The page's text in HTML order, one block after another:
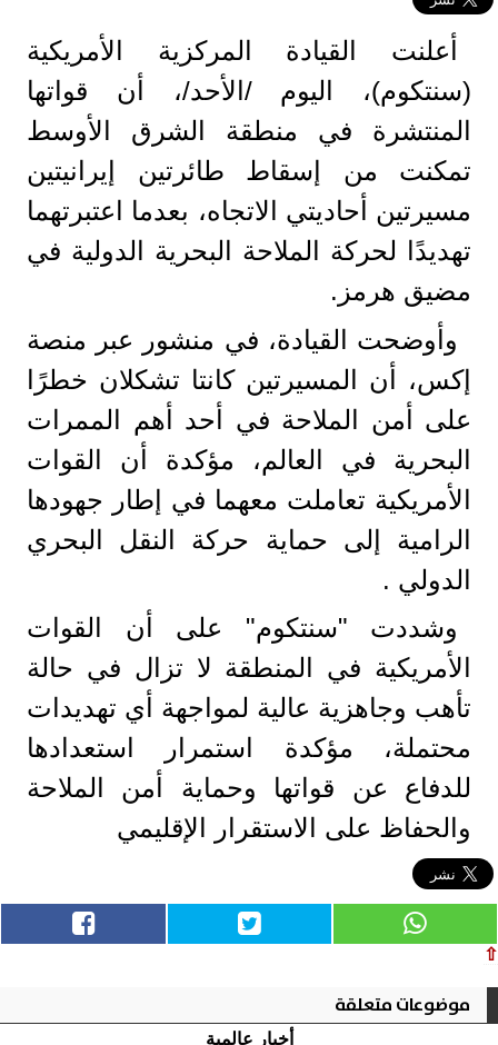
أعلنت القيادة المركزية الأمريكية
(سنتكوم)، اليوم /الأحد/، أن قواتها
المنتشرة في منطقة الشرق الأوسط
تمكنت من إسقاط طائرتين إيرانيتين
مسيرتين أحاديتي الاتجاه، بعدما اعتبرتهما
تهديدًا لحركة الملاحة البحرية الدولية في
مضيق هرمز.
وأوضحت القيادة، في منشور عبر منصة
إكس، أن المسيرتين كانتا تشكلان خطرًا
على أمن الملاحة في أحد أهم الممرات
البحرية في العالم، مؤكدة أن القوات
الأمريكية تعاملت معهما في إطار جهودها
الرامية إلى حماية حركة النقل البحري
الدولي .
وشددت "سنتكوم" على أن القوات
الأمريكية في المنطقة لا تزال في حالة
تأهب وجاهزية عالية لمواجهة أي تهديدات
محتملة، مؤكدة استمرار استعدادها
للدفاع عن قواتها وحماية أمن الملاحة
والحفاظ على الاستقرار الإقليمي
⇧
موضوعات متعلقة
أخبار عالمية